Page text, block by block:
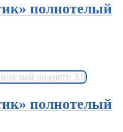
полнотелый
полнотелый